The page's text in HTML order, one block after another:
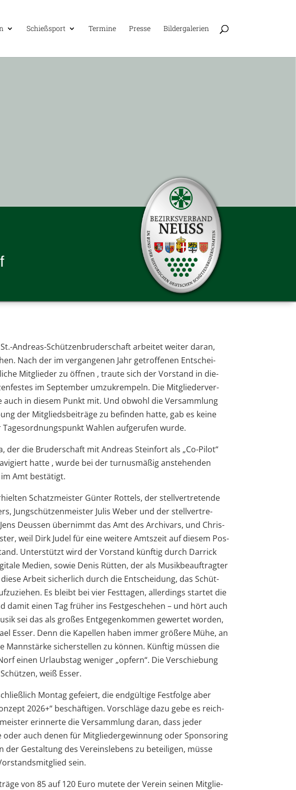
Schieß­sport Ter­mine Presse Bil­der­ga­le­rien
Andreas-Schützenbruderschaft arbei­tet wei­ter daran,
Nach der im ver­gan­ge­nen Jahr getrof­fe­nen Ent­schei­
Mit­glie­der zu öff­nen , traute sich der Vor­stand in die­
im Sep­tem­ber umzu­krem­peln. Die Mit­glie­der­ver­
in die­sem Punkt mit. Und obwohl die Ver­samm­lung
der Mit­glieds­bei­träge zu befin­den hatte, gab es keine
Tages­ord­nungs­punkt Wah­len auf­ge­ru­fen wurde.
der die Bru­der­schaft mit Andreas Stein­fort als „Co-Pilot“
hatte , wurde bei der tur­nus­mä­ßig anste­hen­den
Amt bestätigt.
Schatz­meis­ter Gün­ter Rot­tels, der stell­ver­tre­tende
Jung­schüt­zen­meis­ter Julis Weber und der stell­ver­tre­
Deus­sen über­nimmt das Amt des Archi­vars, und Chris­
weil Dirk Judel für eine wei­tere Amts­zeit auf die­sem Pos­
Unter­stützt wird der Vor­stand künf­tig durch Dar­rick
Medien, sowie Denis Rüt­ten, der als Musik­be­auf­trag­ter
Arbeit sicher­lich durch die Ent­schei­dung, das Schüt­
Es bleibt bei vier Fest­ta­gen, aller­dings star­tet die
damit einen Tag frü­her ins Fest­ge­sche­hen – und hört auch
sei das als gro­ßes Ent­ge­gen­kom­men gewer­tet wor­den,
Esser. Denn die Kapel­len haben immer grö­ßere Mühe, an
Mann­stärke sicher­stel­len zu kön­nen. Künf­tig müs­sen die
einen Urlaubs­tag weni­ger „opfern“. Die Ver­schie­bung
weiß Esser.
Mon­tag gefei­ert, die end­gül­tige Fest­folge aber
2026+“ beschäf­ti­gen. Vor­schläge dazu gebe es reich­
erin­nerte die Ver­samm­lung daran, dass jeder
auch denen für Mit­glie­der­ge­win­nung oder Spon­so­ring
der Gestal­tung des Ver­eins­le­bens zu betei­li­gen, müsse
sein.
von 85 auf 120 Euro mutete der Ver­ein sei­nen Mit­glie­